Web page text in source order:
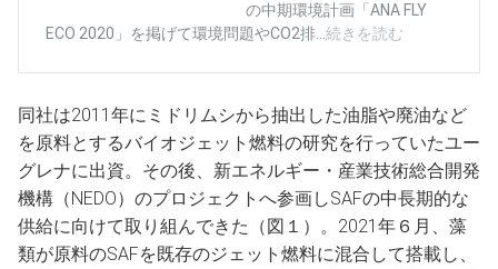
同社は2011年にミドリムシから抽出した油脂や廃油など
を原料とするバイオジェット燃料の研究を行っていたユー
グレナに出資。その後、新エネルギー・産業技術総合開発
機構（NEDO）のプロジェクトへ参画しSAFの中長期的な
供給に向けて取り組んできた（図１）。2021年６月、藻
類が原料のSAFを既存のジェット燃料に混合して搭載し、